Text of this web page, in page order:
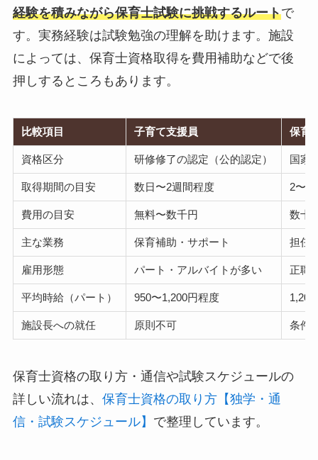
経験を積みながら保育士試験に挑戦するルートで
す。実務経験は試験勉強の理解を助けます。施設
によっては、保育士資格取得を費用補助などで後
押しするところもあります。
比較項目 子育て支援員 保育
資格区分 研修修了の認定（公的認定） 国家
取得期間の目安 数日〜2週間程度 2〜4
費用の目安 無料〜数千円 数十
主な業務 保育補助・サポート 担任
雇用形態 パート・アルバイトが多い 正職
平均時給（パート） 950〜1,200円程度
施設長への就任 原則不可 条件
保育士資格の取り方・通信や試験スケジュールの
詳しい流れは、 保育士資格の取り方【独学・通
信・試験スケジュール】 で整理しています。